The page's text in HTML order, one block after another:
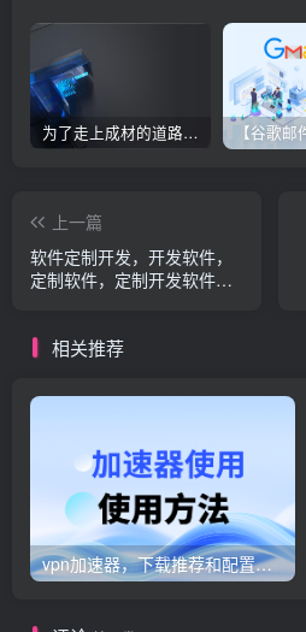
为了走上成材的道路，钢铁决不惋惜璀璨的钢花被遗弃
上一篇
软件定制开发，开发软件，
定制软件，定制开发软件说
相关推荐
vpn加速器，下载推荐和配置固定代理ip